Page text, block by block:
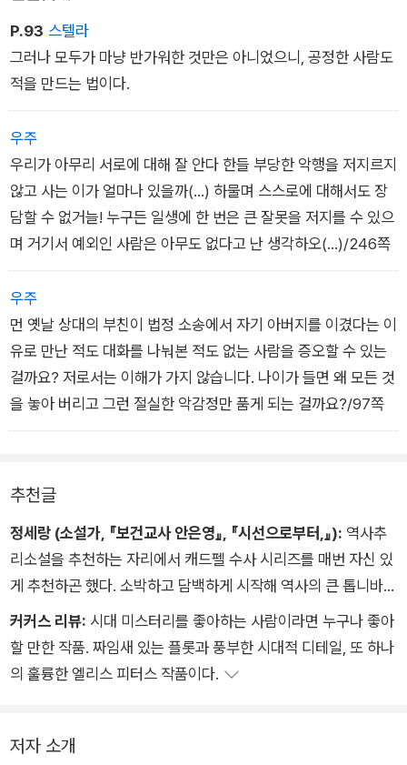
보상한들 그의 미망인과 자녀들에게 무슨 가치가 있겠소?”
P.93 스텔라
그러나 모두가 마냥 반가워한 것만은 아니었으니, 공정한 사람도
적을 만드는 법이다.
우주
우리가 아무리 서로에 대해 잘 안다 한들 부당한 악행을 저지르지
않고 사는 이가 얼마나 있을까(...) 하물며 스스로에 대해서도 장
담할 수 없거늘! 누구든 일생에 한 번은 큰 잘못을 저지를 수 있으
며 거기서 예외인 사람은 아무도 없다고 난 생각하오(...)/246쪽
우주
먼 옛날 상대의 부친이 법정 소송에서 자기 아버지를 이겼다는 이
유로 만난 적도 대화를 나눠본 적도 없는 사람을 증오할 수 있는
걸까요? 저로서는 이해가 가지 않습니다. 나이가 들면 왜 모든 것
을 놓아 버리고 그런 절실한 악감정만 품게 되는 걸까요?/97쪽
추천글
정세랑 (소설가, 『보건교사 안은영』, 『시선으로부터,』): 역사추
리소설을 추천하는 자리에서 캐드펠 수사 시리즈를 매번 자신 있
게 추천하곤 했다. 소박하고 담백하게 시작해 역사의 큰 톱니바퀴
와 힘 있게 맞물려 들어가는 이 놀라운 이야기에 대해 말할 때 한
없이 행복했다. 엘리스 피터스가 육십대 중반에 이처럼 대단한 시
리즈를 시작했다는 것을 떠올리면 마음에 환한 빛이 든다. 먼 길
고, 심혈을 다해 빚은 이야기는 시간과 공간을 뛰어넘는다는 것을
커커스 리뷰: 시대 미스터리를 좋아하는 사람이라면 누구나 좋아
할 만한 작품. 짜임새 있는 플롯과 풍부한 시대적 디테일, 또 하나
의 훌륭한 엘리스 피터스 작품이다.
저자 소개